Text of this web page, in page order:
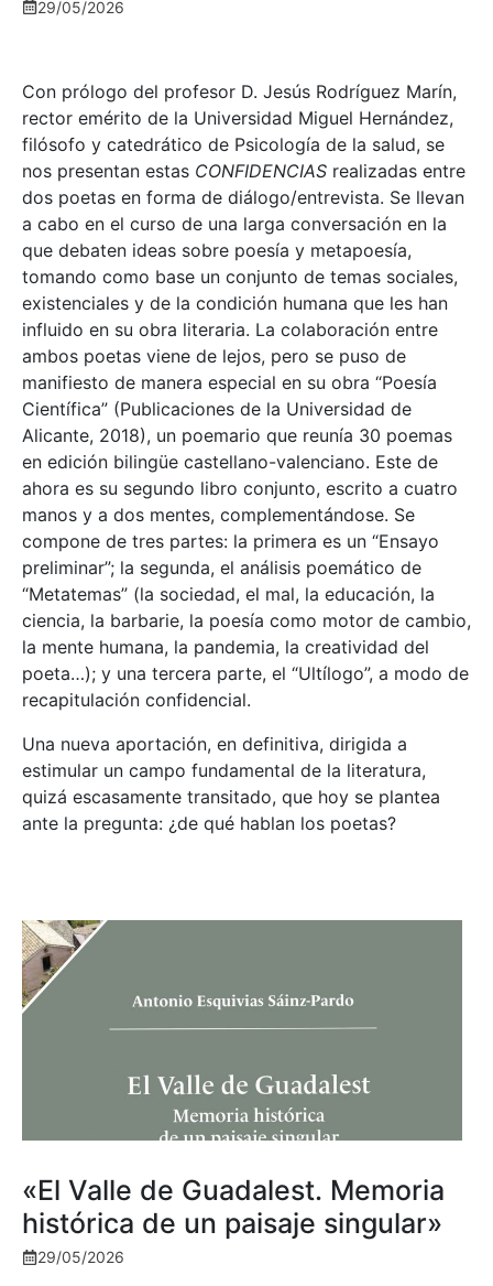
29/05/2026
Con prólogo del profesor D. Jesús Rodríguez Marín,
rector emérito de la Universidad Miguel Hernández,
filósofo y catedrático de Psicología de la salud, se
nos presentan estas CONFIDENCIAS realizadas entre
dos poetas en forma de diálogo/entrevista. Se llevan
a cabo en el curso de una larga conversación en la
que debaten ideas sobre poesía y metapoesía,
tomando como base un conjunto de temas sociales,
existenciales y de la condición humana que les han
influido en su obra literaria. La colaboración entre
ambos poetas viene de lejos, pero se puso de
manifiesto de manera especial en su obra “Poesía
Científica” (Publicaciones de la Universidad de
Alicante, 2018), un poemario que reunía 30 poemas
en edición bilingüe castellano-valenciano. Este de
ahora es su segundo libro conjunto, escrito a cuatro
manos y a dos mentes, complementándose. Se
compone de tres partes: la primera es un “Ensayo
preliminar”; la segunda, el análisis poemático de
“Metatemas” (la sociedad, el mal, la educación, la
ciencia, la barbarie, la poesía como motor de cambio,
la mente humana, la pandemia, la creatividad del
poeta…); y una tercera parte, el “Ultílogo”, a modo de
recapitulación confidencial.
Una nueva aportación, en definitiva, dirigida a
estimular un campo fundamental de la literatura,
quizá escasamente transitado, que hoy se plantea
ante la pregunta: ¿de qué hablan los poetas?
«El Valle de Guadalest. Memoria
histórica de un paisaje singular»
29/05/2026